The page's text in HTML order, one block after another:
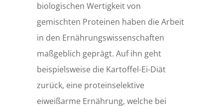
biologischen Wertigkeit von
gemischten Proteinen haben die Arbeit
in den Ernährungswissenschaften
maßgeblich geprägt. Auf ihn geht
beispielsweise die Kartoffel-Ei-Diät
zurück, eine proteinselektive
eiweißarme Ernährung, welche bei